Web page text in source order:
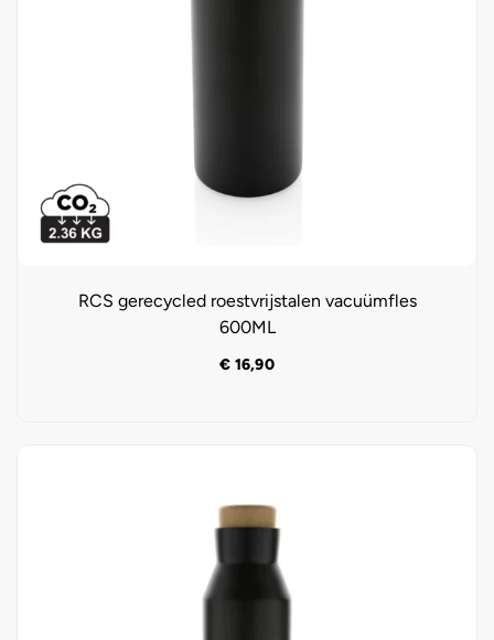
RCS gerecycled roestvrijstalen vacuümfles
600ML
€ 16,90